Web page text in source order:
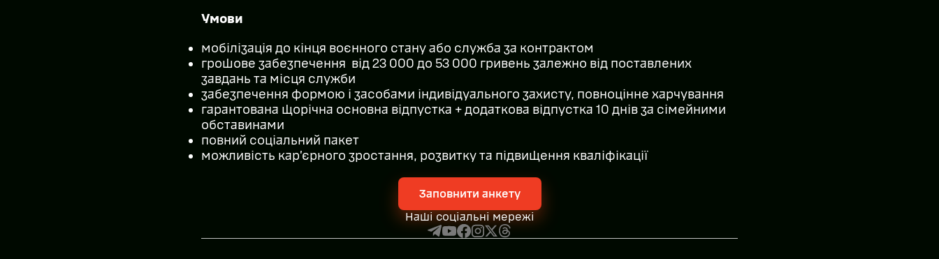
Умови
мобілізація до кінця воєнного стану або служба за контрактом
грошове забезпечення від 23 000 до 53 000 гривень залежно від поставлених
завдань та місця служби
забезпечення формою і засобами індивідуального захисту, повноцінне харчування
гарантована щорічна основна відпустка + додаткова відпустка 10 днів за сімейними
обставинами
повний соціальний пакет
можливість кар’єрного зростання, розвитку та підвищення кваліфікації
Заповнити анкету
Наші соціальні мережі